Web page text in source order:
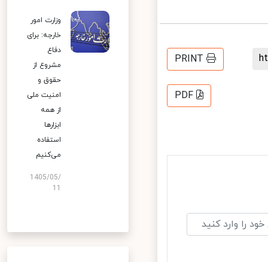
PRINT
PDF
وزارت امور
خارجه: برای
دفاع
مشروع از
حقوق و
امنیت ملی
از همه
ابزارها
استفاده
می‌کنیم
1405/05/